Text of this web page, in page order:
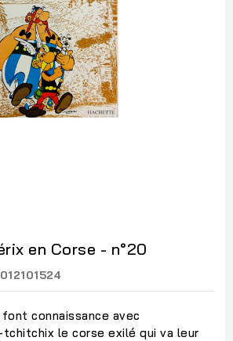
en Corse - n°20
connaissance avec
le corse exilé qui va leur